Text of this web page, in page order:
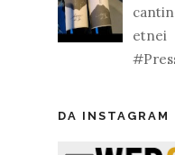
etnei
DA INSTAGRAM